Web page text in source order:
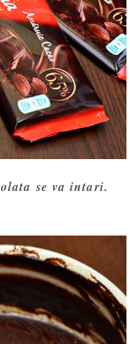
se va intari.